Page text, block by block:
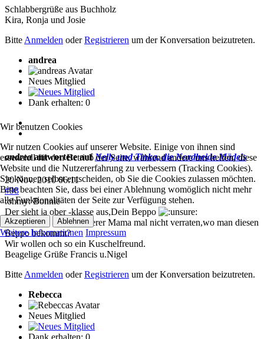
Schlabbergrüße aus Buchholz
Kira, Ronja und Josie
BitteAnmelden oderRegistrieren um der Konversation beizutreten.
andrea
Neues Mitglied
Dank erhalten: 0
andreaantwortete aufNelly und Tinka, die Nordheide Mädels
20 Nov. 2010 06:11
#98
:ohmy: Bonnie
Der sieht ja ober -klasse aus,Dein Beppo
Kann Deine Mama unserer Mama mal nicht verraten,wo man diesen
Beppo bekommt?
Wir wollen och so ein Kuschelfreund.
Beagelige Grüße Francis u.Nigel
Bitte Anmelden oderRegistrieren um der Konversation beizutreten.
Rebecca
Neues Mitglied
Dank erhalten: 0
Wir benutzen Cookies
Wir nutzen Cookies auf unserer Website. Einige von ihnen sind
essenziell für den Betrieb der Seite, während andere uns helfen, diese
Website und die Nutzererfahrung zu verbessern (Tracking Cookies).
Sie können selbst entscheiden, ob Sie die Cookies zulassen möchten.
Bitte beachten Sie, dass bei einer Ablehnung womöglich nicht mehr
alle Funktionalitäten der Seite zur Verfügung stehen.
Akzeptieren Ablehnen
Weitere Informationen Impressum